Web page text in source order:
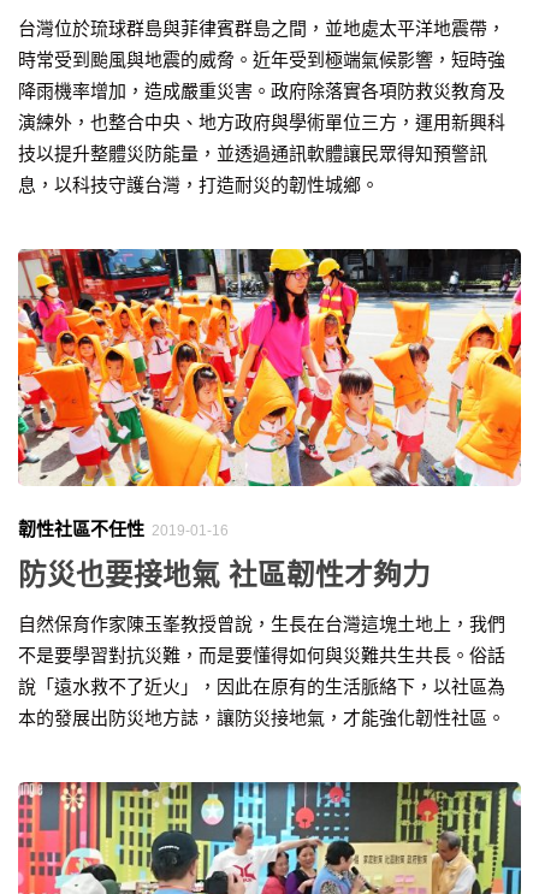
台灣位於琉球群島與菲律賓群島之間，並地處太平洋地震帶，
時常受到颱風與地震的威脅。近年受到極端氣候影響，短時強
降雨機率增加，造成嚴重災害。政府除落實各項防救災教育及
演練外，也整合中央、地方政府與學術單位三方，運用新興科
技以提升整體災防能量，並透過通訊軟體讓民眾得知預警訊
息，以科技守護台灣，打造耐災的韌性城鄉。
韌性社區不任性 2019-01-16
防災也要接地氣 社區韌性才夠力
自然保育作家陳玉峯教授曾說，生長在台灣這塊土地上，我們
不是要學習對抗災難，而是要懂得如何與災難共生共長。俗話
說「遠水救不了近火」，因此在原有的生活脈絡下，以社區為
本的發展出防災地方誌，讓防災接地氣，才能強化韌性社區。